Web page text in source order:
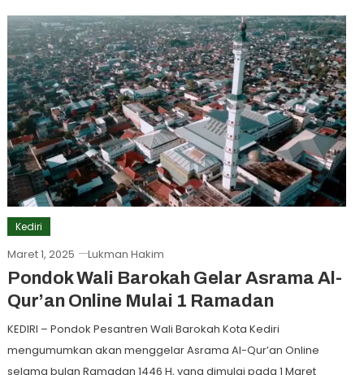
Kediri
Maret 1, 2025 Lukman Hakim
Pondok Wali Barokah Gelar Asrama Al-
Qur’an Online Mulai 1 Ramadan
KEDIRI – Pondok Pesantren Wali Barokah Kota Kediri
mengumumkan akan menggelar Asrama Al-Qur’an Online
selama bulan Ramadan 1446 H, yang dimulai pada 1 Maret